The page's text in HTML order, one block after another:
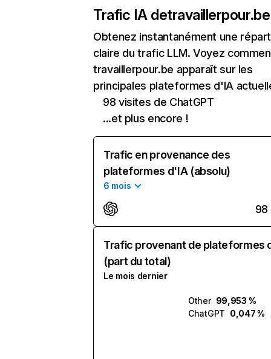
Trafic IA detravaillerpour.be
Obtenez instantanément une
claire du trafic LLM. Voyez
travaillerpour.be apparaît sur les
principales plateformes d'IA
98 visites de ChatGPT
...et plus encore !
Trafic en provenance des
plateformes d'IA (absolu)
6 mois
98
Trafic provenant de plateformes
(part du total)
Le mois dernier
Other 99,953 %
ChatGPT 0,047 %